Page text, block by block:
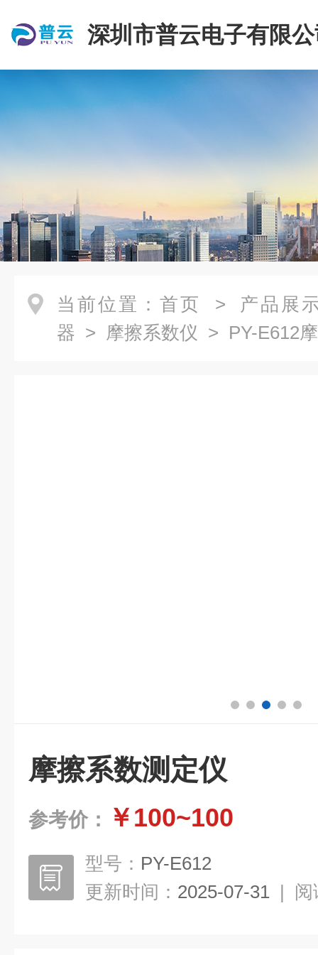
深圳市普云电子有限
当前位置： 首页 > 产品展
器 > 摩擦系数仪 > PY-E612
摩擦系数测定仪
参考价： ￥100~100
型号： PY-E612
更新时间： 2025-07-31 | 阅